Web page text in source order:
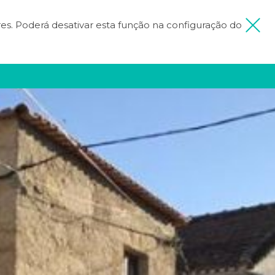
Poderá desativar esta função na configuração do